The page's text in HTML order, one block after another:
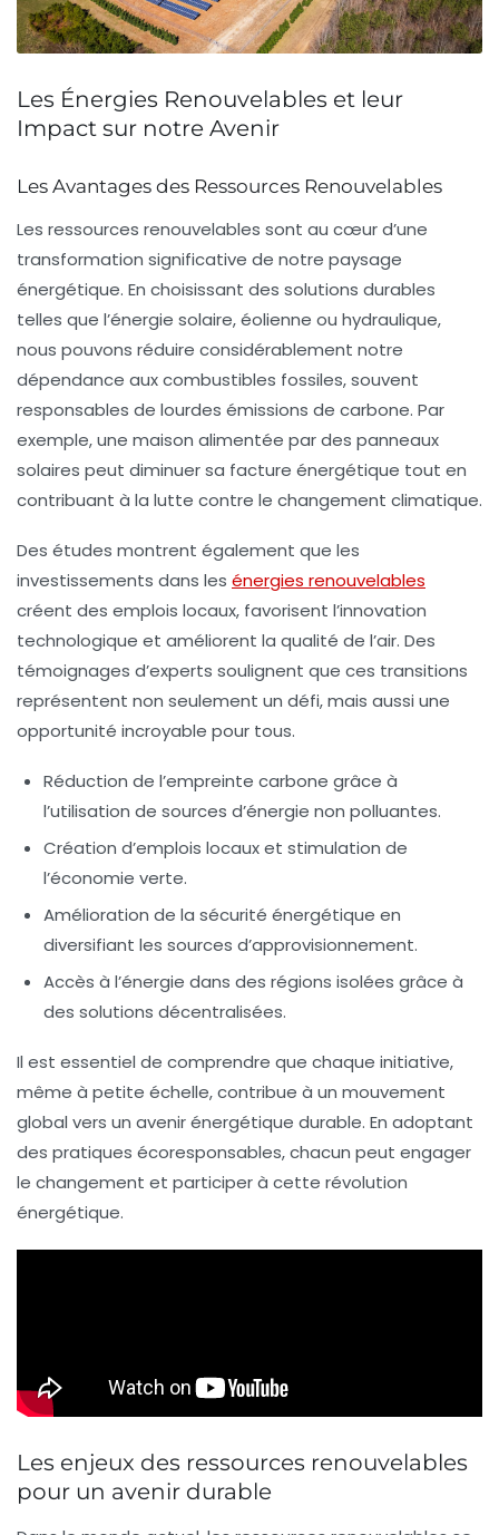
Les Énergies Renouvelables et leur
Impact sur notre Avenir
Les Avantages des Ressources Renouvelables
Les ressources renouvelables sont au cœur d’une
transformation significative de notre paysage
énergétique. En choisissant des solutions durables
telles que l’énergie solaire,éolienne ou hydraulique,
nous pouvons réduire considérablement notre
dépendance aux combustibles fossiles, souvent
responsables de lourdes émissions de carbone. Par
exemple, une maison alimentée par des panneaux
solaires peut diminuer sa facture énergétique tout en
contribuant à la lutte contre le changement climatique.
Des études montrent également que les
investissements dans les énergies renouvelables
créent des emplois locaux, favorisent l’innovation
technologique et améliorent la qualité de l’air. Des
témoignages d’experts soulignent que ces transitions
représentent non seulement un défi, mais aussi une
opportunité incroyable pour tous.
Réduction de l’empreinte carbone grâce à
l’utilisation de sources d’énergie non polluantes.
Création d’emplois locaux et stimulation de
l’économie verte.
Amélioration de la sécurité énergétique en
diversifiant les sources d’approvisionnement.
Accès à l’énergie dans des régions isolées grâce à
des solutions décentralisées.
Il est essentiel de comprendre que chaque initiative,
même à petite échelle, contribue à un mouvement
global vers un avenir énergétique durable. En adoptant
des pratiques écoresponsables, chacun peut engager
le changement et participer à cette révolution
énergétique.
Les enjeux des ressources renouvelables
pour un avenir durable